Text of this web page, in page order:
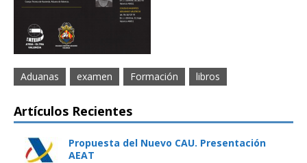
Aduanas examen Formación libros
Artículos Recientes
Propuesta del Nuevo CAU. Presentación
AEAT